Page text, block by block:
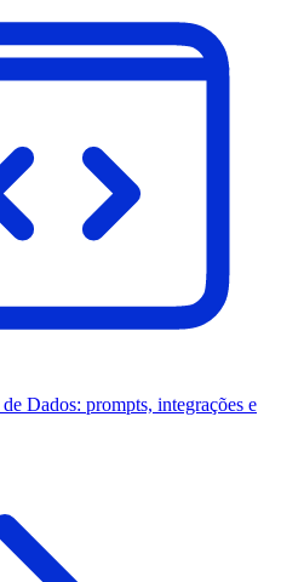
Dados: prompts, integrações e